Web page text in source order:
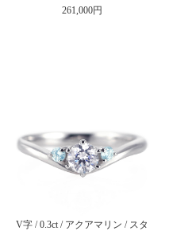
261,000円
V字 / 0.3ct / アクアマリン / スタ